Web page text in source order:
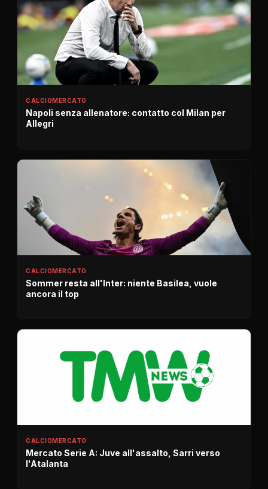
CALCIOMERCATO
Napoli senza allenatore: contatto col Milan per
Allegri
CALCIOMERCATO
Sommer resta all'Inter: niente Basilea, vuole
ancora il top
CALCIOMERCATO
Mercato Serie A: Juve all'assalto, Sarri verso
l'Atalanta